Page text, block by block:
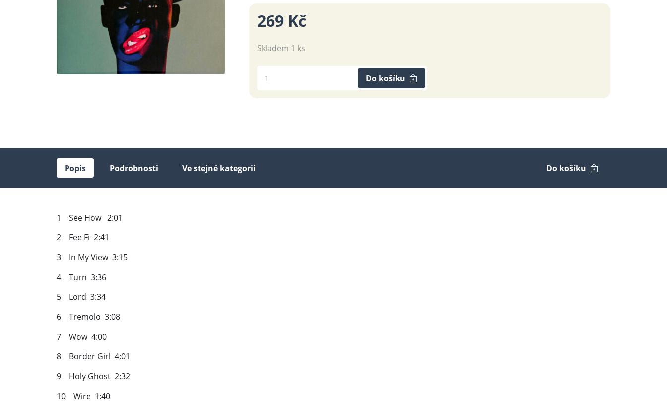
269 Kč
Skladem 1 ks
Do košíku
Popis Podrobnosti Ve stejné kategorii Do košíku
1 See How 2:01
2 Fee Fi 2:41
3 In My View 3:15
4 Turn 3:36
5 Lord 3:34
6 Tremolo 3:08
7 Wow 4:00
8 Border Girl 4:01
9 Holy Ghost 2:32
10 Wire 1:40